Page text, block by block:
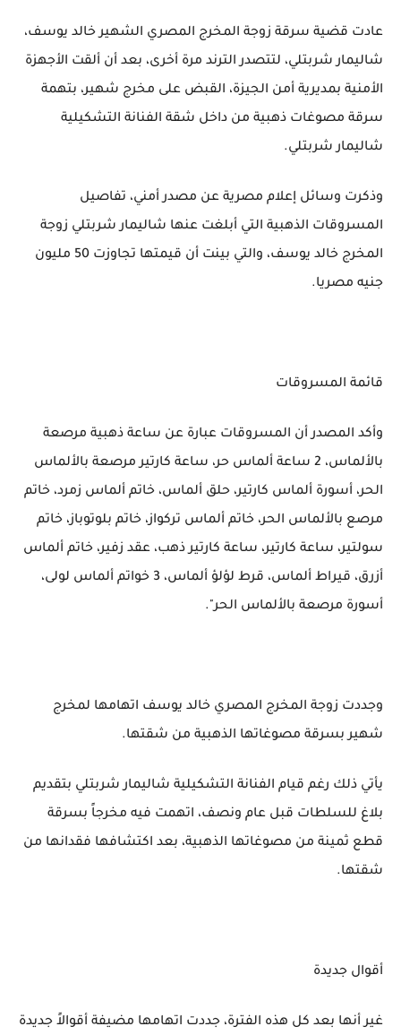
عادت قضية سرقة زوجة المخرج المصري الشهير خالد يوسف،
شاليمار شربتلي، لتتصدر الترند مرة أخرى، بعد أن ألقت الأجهزة
الأمنية بمديرية أمن الجيزة، القبض على مخرج شهير، بتهمة
سرقة مصوغات ذهبية من داخل شقة الفنانة التشكيلية
شاليمار شربتلي.
وذكرت وسائل إعلام مصرية عن مصدر أمني، تفاصيل
المسروقات الذهبية التي أبلغت عنها شاليمار شربتلي زوجة
المخرج خالد يوسف، والتي بينت أن قيمتها تجاوزت 50 مليون
جنيه مصريا.
قائمة المسروقات
وأكد المصدر أن المسروقات عبارة عن ساعة ذهبية مرصعة
بالألماس، 2 ساعة ألماس حر، ساعة كارتير مرصعة بالألماس
الحر، أسورة ألماس كارتير، حلق ألماس، خاتم ألماس زمرد، خاتم
مرصع بالألماس الحر، خاتم ألماس تركواز، خاتم بلوتوباز، خاتم
سولتير، ساعة كارتير، ساعة كارتير ذهب، عقد زفير، خاتم ألماس
أزرق، قيراط ألماس، قرط لؤلؤ ألماس، 3 خواتم ألماس لولى،
أسورة مرصعة بالألماس الحر".
وجددت زوجة المخرج المصري خالد يوسف اتهامها لمخرج
شهير بسرقة مصوغاتها الذهبية من شقتها.
يأتي ذلك رغم قيام الفنانة التشكيلية شاليمار شربتلي بتقديم
بلاغ للسلطات قبل عام ونصف، اتهمت فيه مخرجاً بسرقة
قطع ثمينة من مصوغاتها الذهبية، بعد اكتشافها فقدانها من
شقتها.
أقوال جديدة
غير أنها بعد كل هذه الفترة، جددت اتهامها مضيفة أقوالاً جديدة